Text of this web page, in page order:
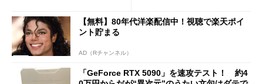
【無料】80年代洋楽配信中！視聴で楽天ポイ
ント貯まる
AD（Rチャンネル）
「GeForce RTX 5090」を速攻テスト！ 約4